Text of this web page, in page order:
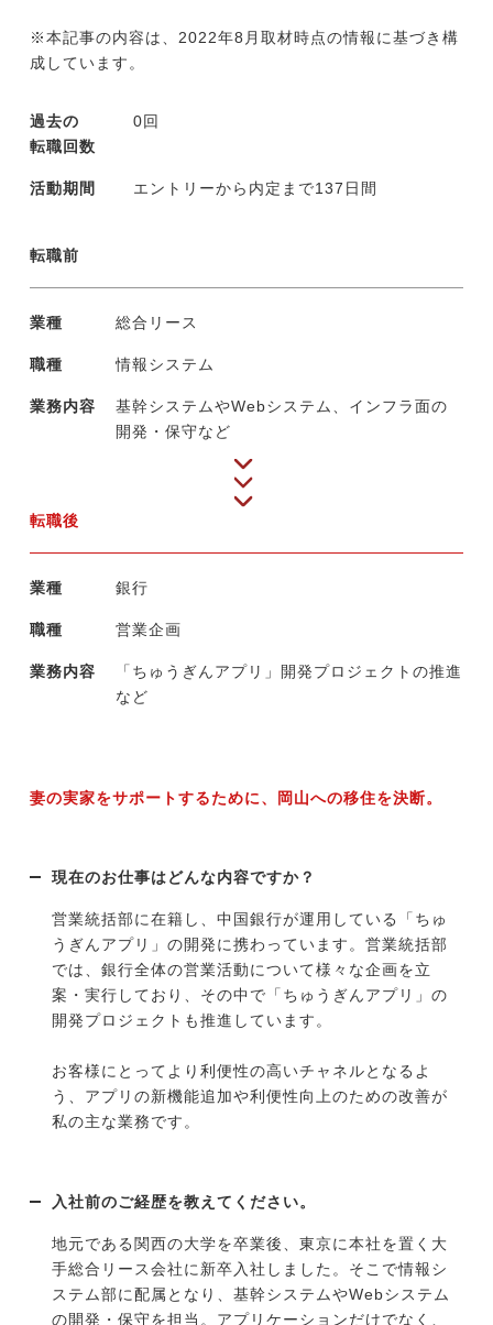
※本記事の内容は、2022年8月取材時点の情報に基づき構
成しています。
過去の
転職回数
0回
活動期間 エントリーから内定まで137日間
転職前
業種 総合リース
職種 情報システム
業務内容
基幹システムやWebシステム、インフラ面の
開発・保守など
転職後
業種 銀行
職種 営業企画
業務内容
「ちゅうぎんアプリ」開発プロジェクトの推進
など
妻の実家をサポートするために、岡山への移住を決断。
現在のお仕事はどんな内容ですか？
営業統括部に在籍し、中国銀行が運用している「ちゅ
うぎんアプリ」の開発に携わっています。営業統括部
では、銀行全体の営業活動について様々な企画を立
案・実行しており、その中で「ちゅうぎんアプリ」の
開発プロジェクトも推進しています。
お客様にとってより利便性の高いチャネルとなるよ
う、アプリの新機能追加や利便性向上のための改善が
私の主な業務です。
入社前のご経歴を教えてください。
地元である関西の大学を卒業後、東京に本社を置く大
手総合リース会社に新卒入社しました。そこで情報シ
ステム部に配属となり、基幹システムやWebシステム
の開発・保守を担当。アプリケーションだけでなく、